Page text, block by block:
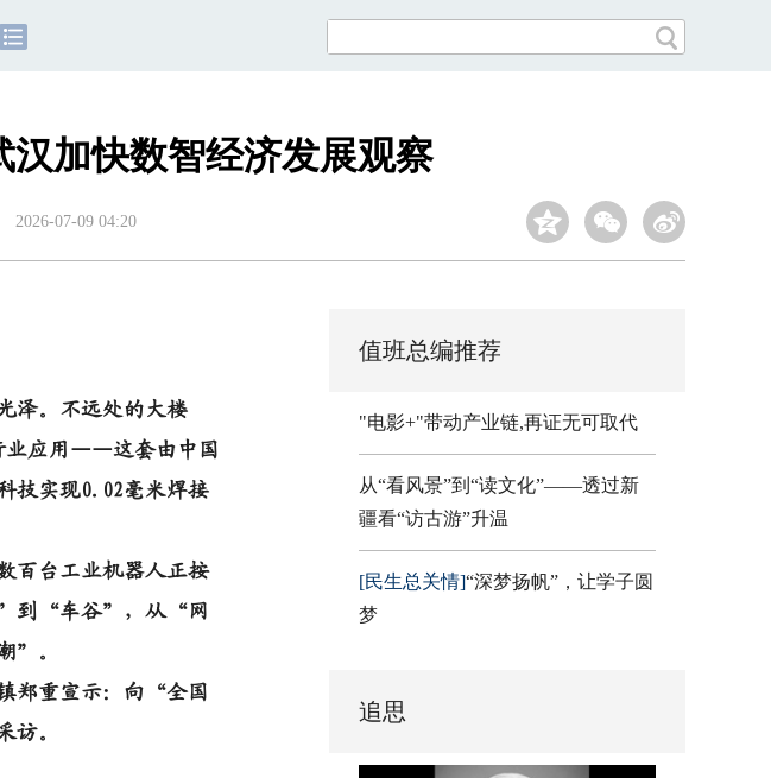
加快数智经济发展观察
2026-07-09 04:20
泽。不远处的大楼
业应用——这套由中国
技实现0.02毫米焊接
台工业机器人正按
”到“车谷”，从“网
”。
郑重宣示：向“全国
访。
值班总编推荐
"电影+"带动产业链,再证无可取代
从“看风景”到“读文化”——透过新
疆看“访古游”升温
[民生总关情]“深梦扬帆”，让学子圆
梦
追思